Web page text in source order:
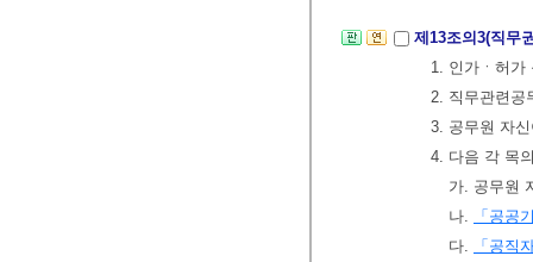
제13조의3(직무
1. 인가ㆍ허가
2. 직무관련공
3. 공무원 자
4. 다음 각 목
가. 공무원
나.
「공공
다.
「공직